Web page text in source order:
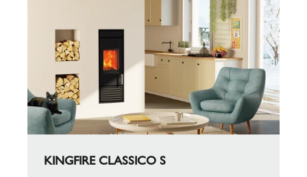
KINGFIRE CLASSICO S